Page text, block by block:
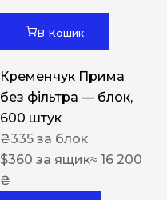
В Кошик
Кременчук Прима
без фільтра — блок,
600 штук
₴335 за блок
$360 за ящик≈ 16 200
₴